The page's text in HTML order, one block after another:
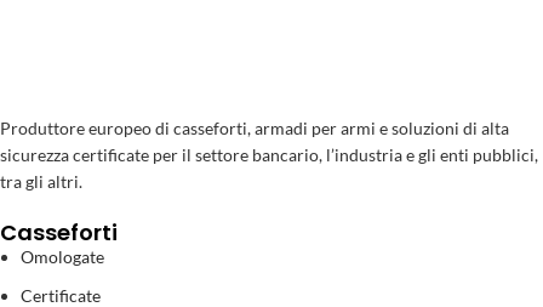
Produttore europeo di casseforti, armadi per armi e soluzioni di alta
sicurezza certificate per il settore bancario, l’industria e gli enti pubblici,
tra gli altri.
Casseforti
Omologate
Certificate